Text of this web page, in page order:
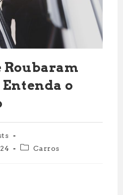
Roubaram
o
Categoria
Carros